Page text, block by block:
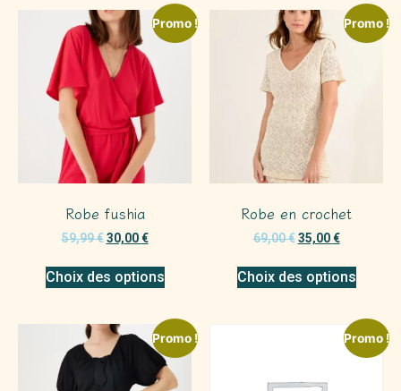
Promo !
Robe fushia
59,99€ 30,00€
Choix des options
Promo !
Robe en crochet
69,00€ 35,00€
Choix des options
Promo ! Promo !